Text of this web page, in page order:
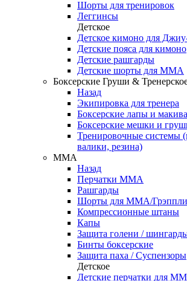
Шорты для тренировок
Леггинсы
Детское
Детское кимоно для
Детские пояса для кимоно
Детские рашгарды
Детские шорты для ММА
Боксерские Груши &
Назад
Экипировка для тренера
Боксерские лапы и
Боксерские мешки и
Тренировочные системы
валики, резина)
ММА
Назад
Перчатки ММА
Рашгарды
Шорты для ММА/
Компрессионные штаны
Капы
Защита голени /
Бинты боксерские
Защита паха / Суспензоры
Детское
Детские перчатки для